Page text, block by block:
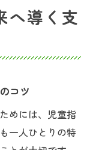
へ導く支
コツ
めには、児童指
一人ひとりの特